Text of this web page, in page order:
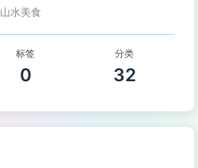
山水美食
标签
0
分类
32